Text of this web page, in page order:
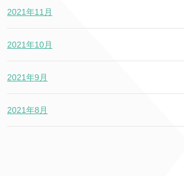
2021年11月
2021年10月
2021年9月
2021年8月